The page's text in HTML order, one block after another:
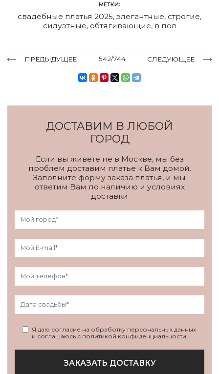
МЕТКИ:
свадебные платья 2025, элегантные, строгие,
силуэтные, обтягивающие, в пол
ПРЕДЫДУЩЕЕ 542/744 СЛЕДУЮЩЕЕ
ДОСТАВИМ В ЛЮБОЙ
ГОРОД
Если вы живете не в Москве, мы без
проблем доставим платье к Вам домой.
Заполните форму заказа платья, и мы
ответим Вам по наличию и условиях
доставки
Я даю согласие на обработку персональных данных
и соглашаюсь с политикой конфиденциальности
ЗАКАЗАТЬ ДОСТАВКУ